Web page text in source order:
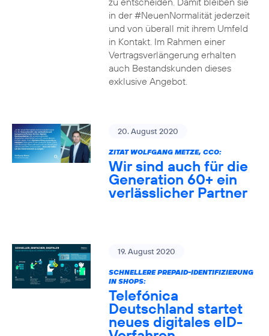
in der #NeuenNormalität jederzeit
und von überall mit ihrem Umfeld
in Kontakt. Im Rahmen einer
Vertragsverlängerung erhalten
auch Bestandskunden dieses
exklusive Angebot.
20. August 2020
ZITAT WOLFGANG METZE, CCO:
Wir sind auch für die
Generation 60+ ein
verlässlicher Partner
19. August 2020
SCHNELLERE PREPAID-IDENTIFIZIERUNG
IN SHOPS:
Telefónica
Deutschland startet
neues digitales eID-